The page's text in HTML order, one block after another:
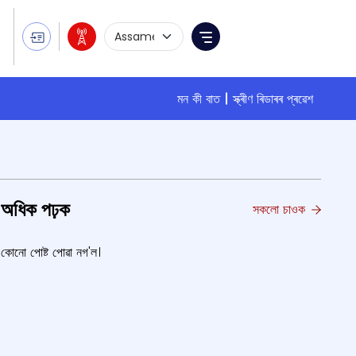
Language Selection
Menu
মন কী বাত স্ক্ৰীণ ৰিডাৰৰ প্ৰৱেশ
অধিক পঢ়ক সকলো চাওক
কোনো পোষ্ট পোৱা নগ'ল।